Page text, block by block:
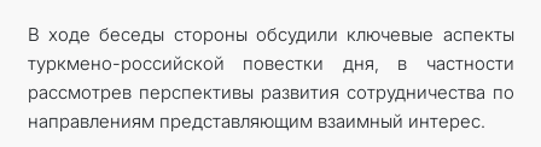
В ходе беседы стороны обсудили ключевые аспекты
туркмено-российской повестки дня, в частности
рассмотрев перспективы развития сотрудничества по
направлениям представляющим взаимный интерес.